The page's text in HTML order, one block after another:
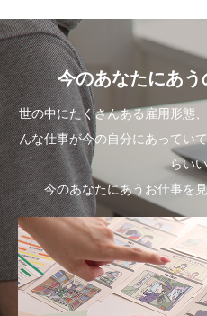
今のあなたにあう
世の中にたくさんある雇用形態
んな仕事が今の自分にあってい
らいい
今のあなたにあうお仕事を